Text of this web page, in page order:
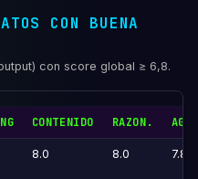
CON BUENA
con score global ≥ 6,8.
CONTENIDO RAZON.
8.0 8.0 7.8